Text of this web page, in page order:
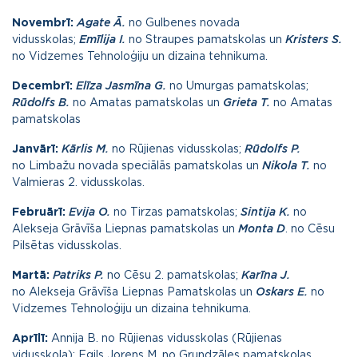
Novembrī: Agate Ā. no Gulbenes novada
vidusskolas; Emīlija I. no Straupes pamatskolas un Kristers S.
no Vidzemes Tehnoloģiju un dizaina tehnikuma.
Decembrī: Elīza Jasmīna G. no Umurgas pamatskolas;
Rūdolfs B. no Amatas pamatskolas un Grieta T. no Amatas
pamatskolas
Janvārī: Kārlis M. no Rūjienas vidusskolas; Rūdolfs P.
no Limbažu novada speciālās pamatskolas un Nikola T. no
Valmieras 2. vidusskolas.
Februārī: Evija O. no Tirzas pamatskolas; Sintija K. no
Alekseja Grāvīša Liepnas pamatskolas un Monta D . no Cēsu
Pilsētas vidusskolas.
Martā: Patriks P. no Cēsu 2. pamatskolas; Karīna J.
no Alekseja Grāvīša Liepnas Pamatskolas un Oskars E. no
Vidzemes Tehnoloģiju un dizaina tehnikuma.
Aprīlī: Annija B. no Rūjienas vidusskolas ( Rūjienas